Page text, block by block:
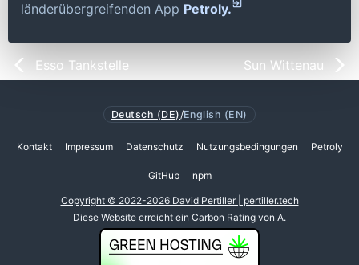
länderübergreifenden App Petroly.
Esso Tankstelle Sun Wittenau
Deutsch (DE) /English (EN)
Kontakt Impressum Datenschutz Nutzungsbedingungen Petroly
GitHub npm
Copyright © 2022-2026 David Pertiller | pertiller.tech
Diese Website erreicht ein Carbon Rating von A.